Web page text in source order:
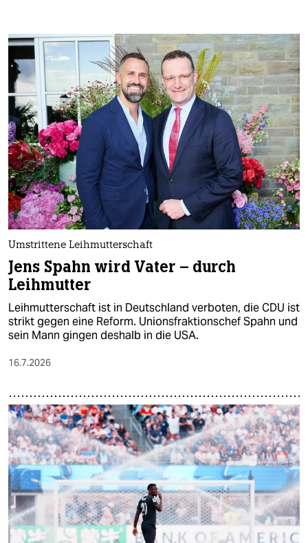
genossenschaft
epaper login
Umstrittene Leihmutterschaft
Jens Spahn wird Vater – durch
Leihmutter
Leihmutterschaft ist in Deutschland verboten, die CDU ist
strikt gegen eine Reform. Unionsfraktionschef Spahn und
sein Mann gingen deshalb in die USA.
16.7.2026